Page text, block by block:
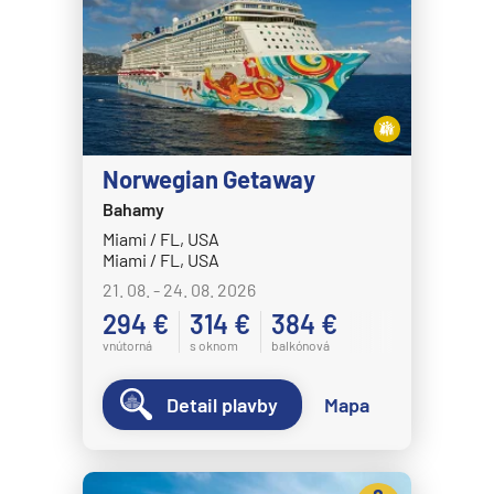
MS Nordlys
MS Nordnorge
MS Nordstjernen
MS Otto Sverdrup
MS Polarlys
MS Richard With
MS Trollfjord
MS Vesteralen
MSC Cruises
MSC Armonia
MSC Bellissima
Norwegian Getaway
Bahamy
Miami / FL, USA
Miami / FL, USA
21. 08. - 24. 08. 2026
294 €
vnútorná
314 €
s oknom
384 €
balkónová
Detail plavby Mapa